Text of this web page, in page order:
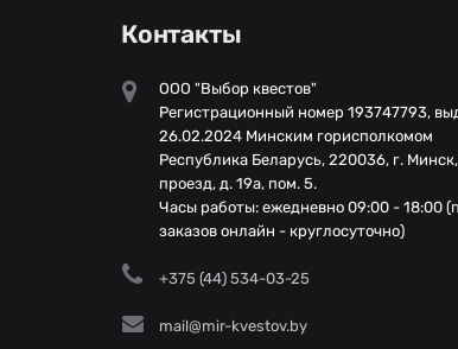
Контакты
ООО "Выбор квестов"
Регистрационный номер 193747793,
26.02.2024 Минским горисполкомом
Республика Беларусь, 220036, г.
проезд, д. 19а, пом. 5.
Часы работы: ежедневно 09:00 - 18:00
заказов онлайн - круглосуточно)
+375 (44) 534-03-25
mail@mir-kvestov.by